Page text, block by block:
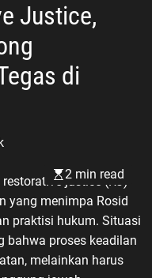
Justice,
di
2 min read
justice (RJ)
yang menimpa Rosid
praktisi hukum. Situasi
bahwa proses keadilan
melainkan harus